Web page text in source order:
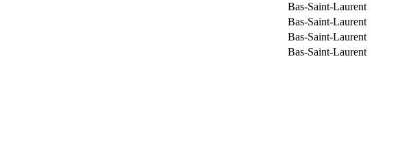
Bas-Saint-Laurent
Bas-Saint-Laurent
Bas-Saint-Laurent
Bas-Saint-Laurent